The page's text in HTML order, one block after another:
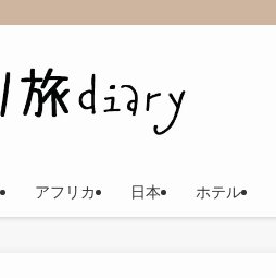
アフリカ 日本 ホテル